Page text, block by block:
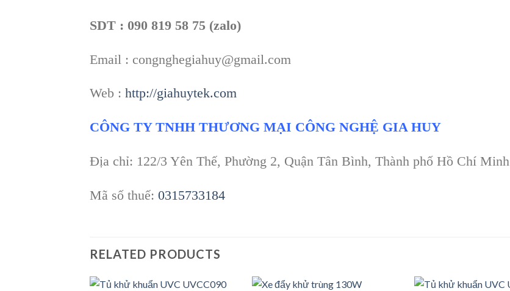
SDT : 090 819 58 75 (zalo)
Email : congnghegiahuy@gmail.com
Web : http://giahuytek.com
CÔNG TY TNHH THƯƠNG MẠI CÔNG NGHỆ GIA HUY
Địa chỉ: 122/3 Yên Thế, Phường 2, Quận Tân Bình, Thành phố Hồ Chí Minh
Mã số thuế: 0315733184
RELATED PRODUCTS